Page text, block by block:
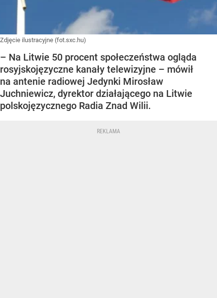
Zdjęcie ilustracyjne (fot.sxc.hu)
– Na Litwie 50 procent społeczeństwa ogląda
rosyjskojęzyczne kanały telewizyjne – mówił
na antenie radiowej Jedynki Mirosław
Juchniewicz, dyrektor działającego na Litwie
polskojęzycznego Radia Znad Wilii.